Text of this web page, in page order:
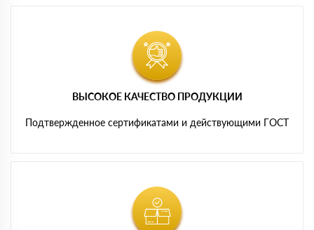
ВЫСОКОЕ КАЧЕСТВО ПРОДУКЦИИ
Подтвержденное сертификатами и действующими ГОСТ